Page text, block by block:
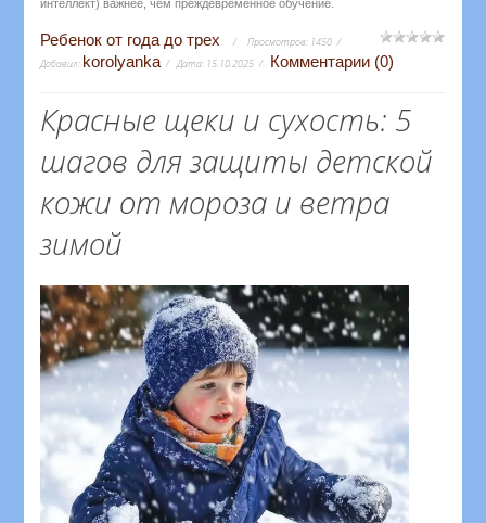
интеллект) важнее, чем преждевременное обучение.
Ребенок от года до трех Просмотров: 1450
Добавил: korolyanka Дата: 15.10.2025 Комментарии (0)
Красные щеки и сухость: 5
шагов для защиты детской
кожи от мороза и ветра
зимой